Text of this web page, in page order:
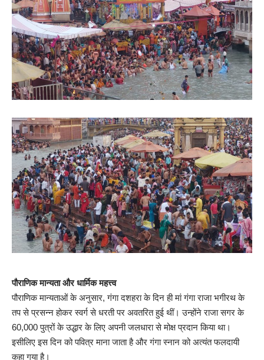
पौराणिक मान्यता और धार्मिक महत्त्व
पौराणिक मान्यताओं के अनुसार, गंगा दशहरा के दिन ही मां गंगा राजा भगीरथ के
तप से प्रसन्न होकर स्वर्ग से धरती पर अवतरित हुई थीं। उन्होंने राजा सगर के
60,000 पुत्रों के उद्धार के लिए अपनी जलधारा से मोक्ष प्रदान किया था।
इसीलिए इस दिन को पवित्र माना जाता है और गंगा स्नान को अत्यंत फलदायी
कहा गया है।